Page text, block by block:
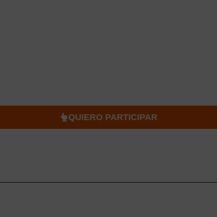
QUIERO PARTICIPAR